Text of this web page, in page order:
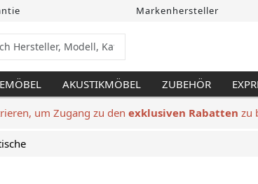
Markenhersteller
AKUSTIKMÖBEL ZUBEHÖR
um Zugang zu den exklusiven Rabatten zu